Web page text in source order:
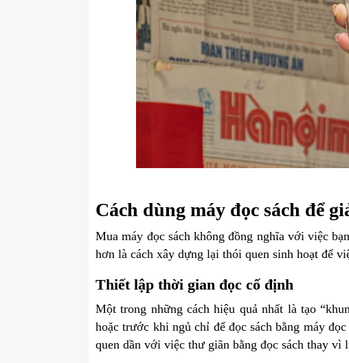
Cách dùng máy đọc sách để
Mua máy đọc sách không đồng nghĩa với việc
hơn là cách xây dựng lại thói quen sinh hoạt để
Thiết lập thời gian đọc cố định
Một trong những cách hiệu quả nhất là tạo
hoặc trước khi ngủ chỉ để đọc sách bằng máy
quen dần với việc thư giãn bằng đọc sách thay vì